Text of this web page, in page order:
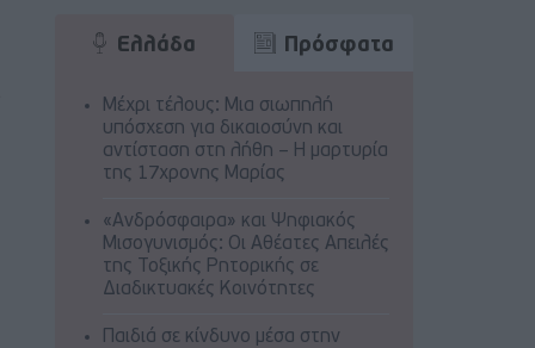
Ελλάδα Πρόσφατα
Μέχρι τέλους: Μια σιωπηλή
υπόσχεση για δικαιοσύνη και
αντίσταση στη λήθη – Η μαρτυρία
της 17χρονης Μαρίας
«Ανδρόσφαιρα» και Ψηφιακός
Μισογυνισμός: Οι Αθέατες Απειλές
της Τοξικής Ρητορικής σε
Διαδικτυακές Κοινότητες
Παιδιά σε κίνδυνο μέσα στην